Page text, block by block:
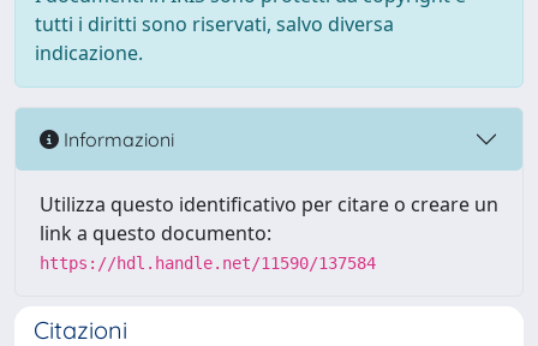
tutti i diritti sono riservati, salvo diversa
indicazione.
Informazioni
Utilizza questo identificativo per citare o creare un
link a questo documento:
https://hdl.handle.net/11590/137584
Citazioni